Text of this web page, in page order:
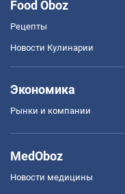
Food Oboz
Рецепты
Новости Кулинарии
Экономика
Рынки и компании
MedOboz
Новости медицины